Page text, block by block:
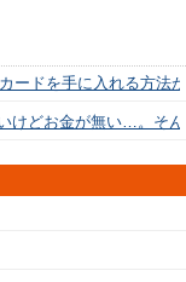
ードを手に入れる方法
けどお金が無い…。そ